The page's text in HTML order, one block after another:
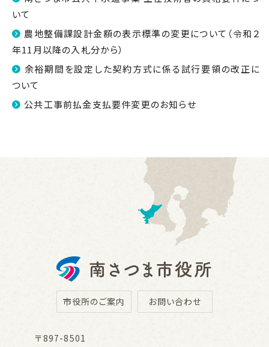
いて
農地整備課設計金額の表示標準の変更について（令和２
年11月以降の入札分から）
余裕期間を設定した契約方式に係る試行要領の改正に
ついて
公共工事前払金支払要件変更のお知らせ
市役所のご案内 お問い合わせ
〒897-8501